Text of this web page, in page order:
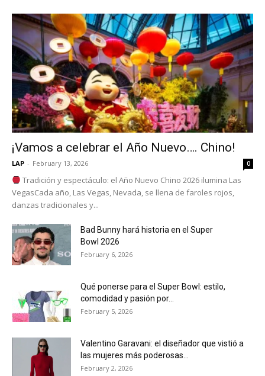
¡Vamos a celebrar el Año Nuevo…. Chino!
LAP - February 13, 2026 0
Tradición y espectáculo: el Año Nuevo Chino 2026 ilumina Las
VegasCada año, Las Vegas, Nevada, se llena de faroles rojos,
danzas tradicionales y...
Bad Bunny hará historia en el Super
Bowl 2026
February 6, 2026
Qué ponerse para el Super Bowl: estilo,
comodidad y pasión por...
February 5, 2026
Valentino Garavani: el diseñador que vistió a
las mujeres más poderosas...
February 2, 2026